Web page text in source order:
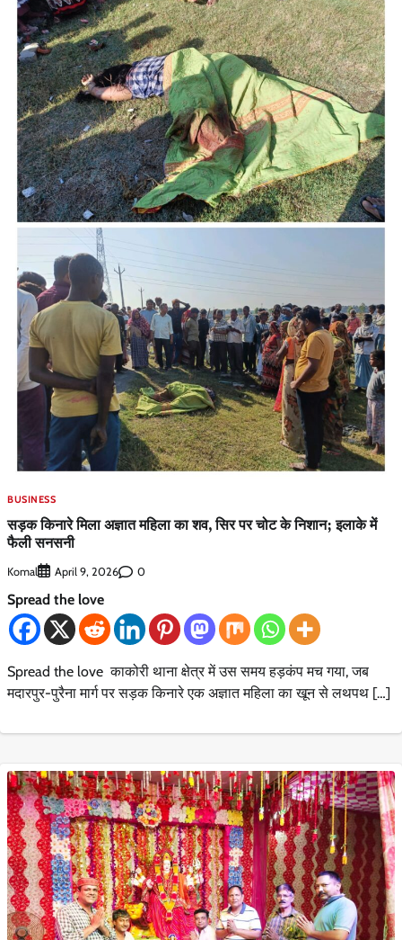
BUSINESS
सड़क किनारे मिला अज्ञात महिला का शव, सिर पर चोट के निशान; इलाके में
फैली सनसनी
Komal April 9, 2026 0
Spread the love
Spread the love काकोरी थाना क्षेत्र में उस समय हड़कंप मच गया, जब
मदारपुर-पुरैना मार्ग पर सड़क किनारे एक अज्ञात महिला का खून से लथपथ […]